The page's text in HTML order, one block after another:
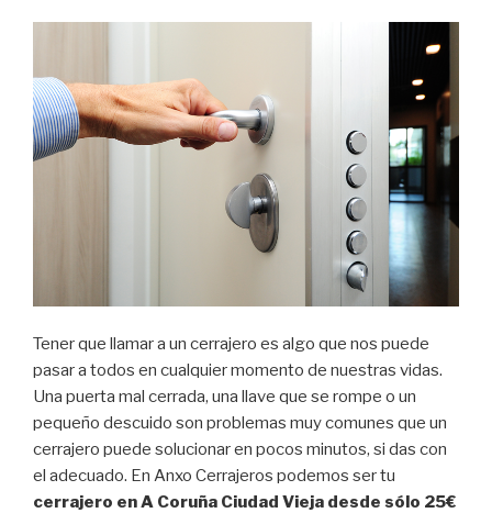
Tener que llamar a un cerrajero es algo que nos puede
pasar a todos en cualquier momento de nuestras vidas.
Una puerta mal cerrada, una llave que se rompe o un
pequeño descuido son problemas muy comunes que un
cerrajero puede solucionar en pocos minutos, si das con
el adecuado. En Anxo Cerrajeros podemos ser tu
cerrajero en A Coruña Ciudad Vieja desde sólo 25€